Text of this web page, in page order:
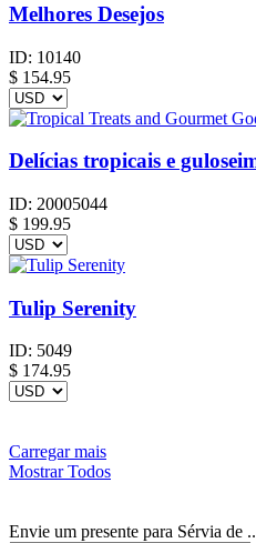
Melhores Desejos
ID: 10140
$ 154.95
Delícias tropicais e
ID: 20005044
$ 199.95
Tulip Serenity
ID: 5049
$ 174.95
Carregar mais
Mostrar Todos
Envie um presente para Sérvia de